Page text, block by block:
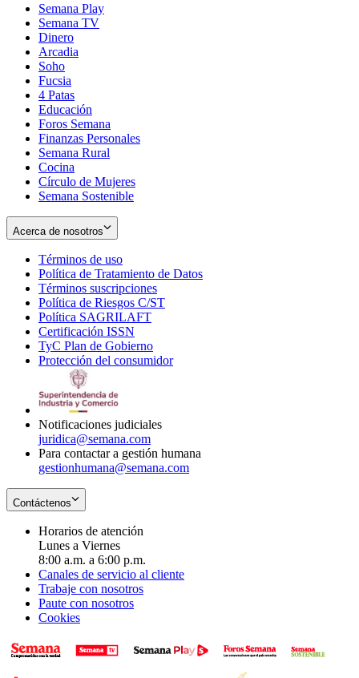
Semana Play
Semana TV
Dinero
Arcadia
Soho
in
new
window
Fucsia
in
new
window
4 Patas
Educación
Foros Semana
Finanzas Personales
Semana Rural
Cocina
Círculo de Mujeres
Semana Sostenible
Acerca de nosotros
Términos de uso
in
new
window
Política de Tratamiento de Datos
Términos suscripciones
in
Política de Riesgos C/ST
Política SAGRILAFT
new
window
Certificación ISSN
in
new
TyC Plan de Gobierno
in
Protección del consumidorOpens
Notificaciones judiciales
juridica@semana.com
Para contactar a gestión humana
gestionhumana@semana.com
Contáctenos
Horarios de atención
Lunes a Viernes
8:00 a.m. a 6:00 p.m.
Canales de servicio al cliente
Trabaje con nosotros
Paute con nosotros
Cookies